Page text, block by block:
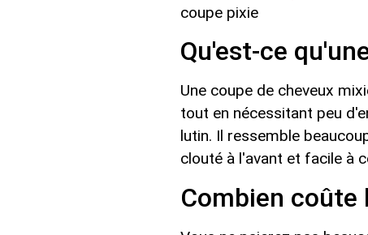
coupe pixie
Qu'est-ce
Une coupe de cheveux
tout en nécessitant peu
lutin. Il ressemble
clouté à l'avant et facile à
Combien coûte